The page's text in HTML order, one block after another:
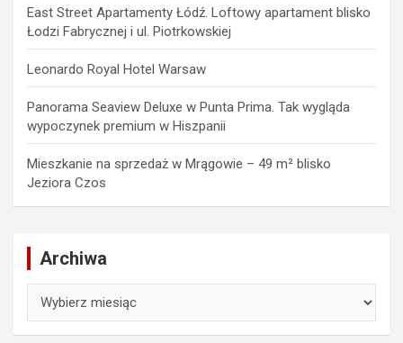
East Street Apartamenty Łódź. Loftowy apartament blisko
Łodzi Fabrycznej i ul. Piotrkowskiej
Leonardo Royal Hotel Warsaw
Panorama Seaview Deluxe w Punta Prima. Tak wygląda
wypoczynek premium w Hiszpanii
Mieszkanie na sprzedaż w Mrągowie – 49 m² blisko
Jeziora Czos
Archiwa